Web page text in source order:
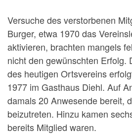
Versuche des verstorbenen
Burger, etwa 1970 das
aktivieren, brachten mangels
nicht den gewünschten Erfolg.
des heutigen Ortsvereins
1977 im Gasthaus Diehl. Auf
damals 20 Anwesende bereit,
beizutreten. Hinzu kamen
bereits Mitglied waren.